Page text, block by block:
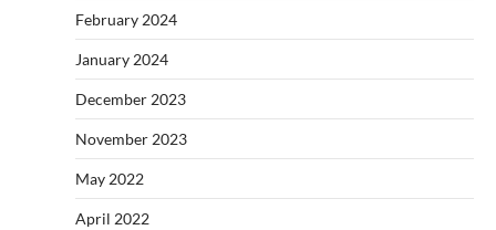
February 2024
January 2024
December 2023
November 2023
May 2022
April 2022